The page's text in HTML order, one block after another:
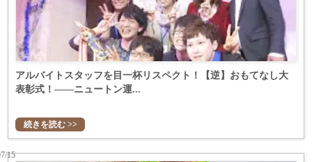
アルバイトスタッフを目一杯リスペクト！【逆】おもてなし大
表彰式！――ニュートン運...
続きを読む >>
15